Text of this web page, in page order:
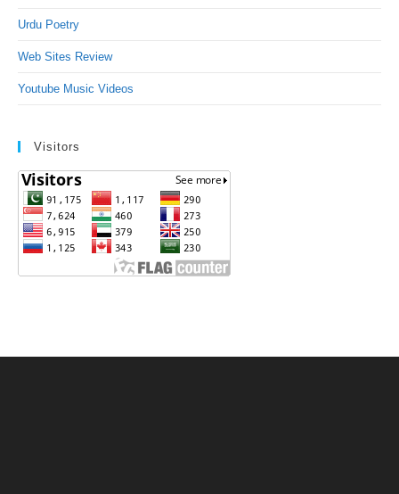
Urdu Poetry
Web Sites Review
Youtube Music Videos
Visitors